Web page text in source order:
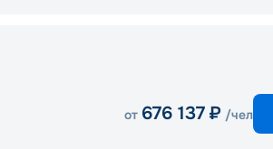
от 676 137 ₽ /чел